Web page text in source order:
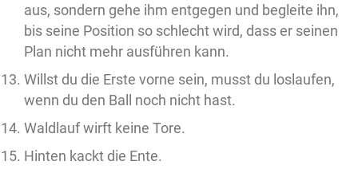
aus, sondern gehe ihm entgegen und begleite ihn,
bis seine Position so schlecht wird, dass er seinen
Plan nicht mehr ausführen kann.
Willst du die Erste vorne sein, musst du loslaufen,
wenn du den Ball noch nicht hast.
Waldlauf wirft keine Tore.
Hinten kackt die Ente.